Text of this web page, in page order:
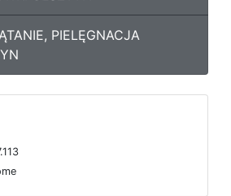
PIELĘGNACJA